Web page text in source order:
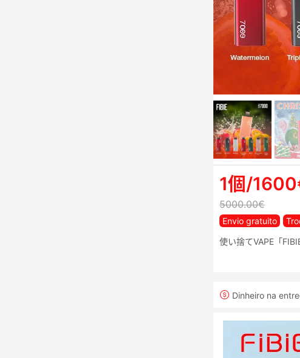
1個/
5000.00€
Envio gratuito
使い捨てVAPE「
Dinheiro na